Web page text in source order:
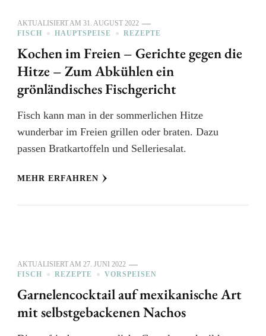
AKTUALISIERT AM 31. AUGUST 2022
FISCH
HAUPTSPEISE REZEPTE
Kochen im Freien – Gerichte gegen die
Hitze – Zum Abkühlen ein
grönländisches Fischgericht
Fisch kann man in der sommerlichen Hitze
wunderbar im Freien grillen oder braten. Dazu
passen Bratkartoffeln und Selleriesalat.
MEHR ERFAHREN
AKTUALISIERT AM 27. JUNI 2022
FISCH
REZEPTE VORSPEISEN
Garnelencocktail auf mexikanische Art
mit selbstgebackenen Nachos